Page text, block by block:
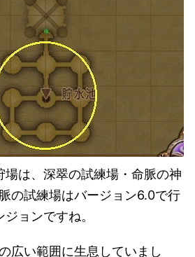
場は、深翠の試練場・命脈の神
の試練場はバージョン6.0で行
ョンですね。
広い範囲に生息していまし